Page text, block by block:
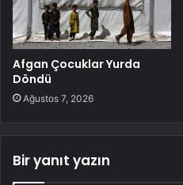
Afgan Çocuklar Yurda
Döndü
Ağustos 7, 2026
Bir yanıt yazın